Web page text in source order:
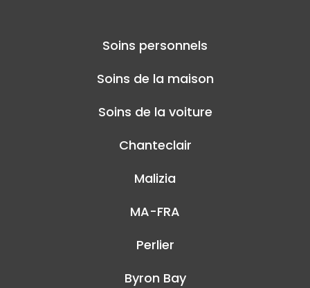
Soins personnels
Soins de la maison
Soins de la voiture
Chanteclair
Malizia
MA-FRA
Perlier
Byron Bay